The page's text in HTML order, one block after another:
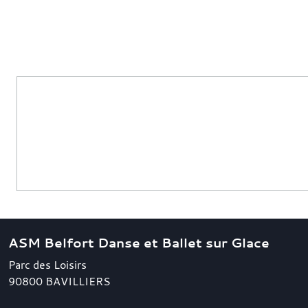
ASM Belfort Danse et Ballet sur Glace
Parc des Loisirs
90800 BAVILLIERS